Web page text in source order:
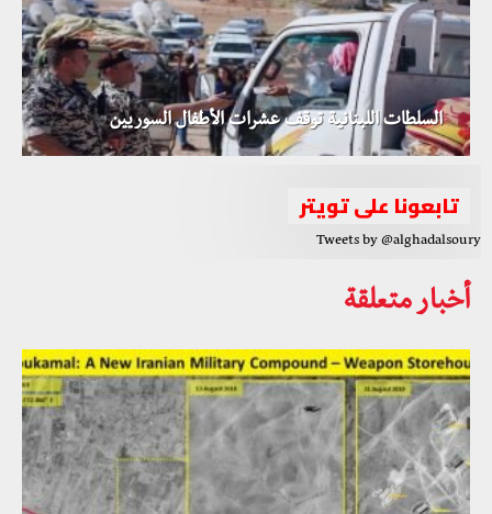
السلطات اللبنانية توقف عشرات الأطفال السوريين
تابعونا على تويتر
Tweets by @alghadalsoury
أخبار متعلقة